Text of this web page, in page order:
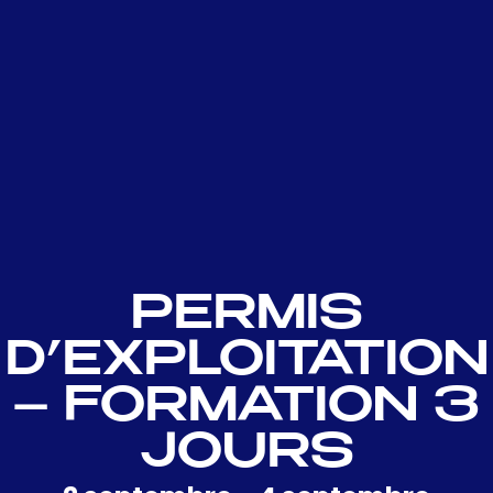
PERMIS
D’EXPLOITATION
– FORMATION 3
JOURS